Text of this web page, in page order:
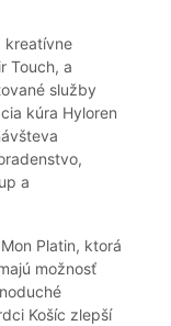
kreatívne
Touch, a
služby
kúra Hyloren
a
Platin, ktorá
možnosť
Košíc zlepší